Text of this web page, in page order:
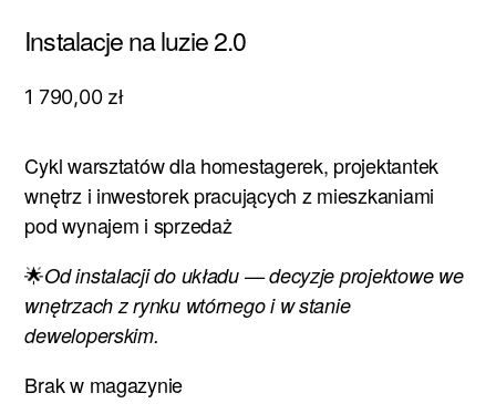
Instalacje na luzie 2.0
1 790,00 zł
Cykl warsztatów dla homestagerek, projektantek
wnętrz i inwestorek pracujących z mieszkaniami
pod wynajem i sprzedaż
🌟Od instalacji do układu — decyzje projektowe we
wnętrzach z rynku wtórnego i w stanie
deweloperskim.
Brak w magazynie